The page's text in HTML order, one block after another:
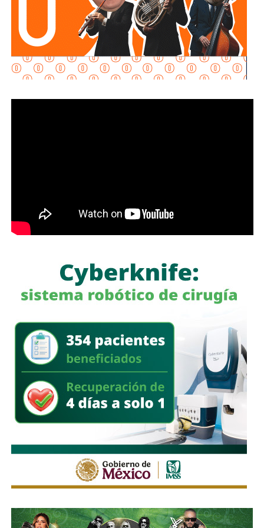
tienen derecho a unasegunda oportunidad, a levantarse
de sus caídas con más fuerza y a
reescribirsu destino
con la frente en alto.
El encuentro concluyó con unmensaje de esperanza
comercios contra billetes falsos